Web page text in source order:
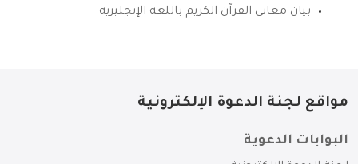
بيان معاني القرآن الكريم باللغة الإنجليزية
مواقع لجنة الدعوة الإلكترونية
البوابات الدعوية